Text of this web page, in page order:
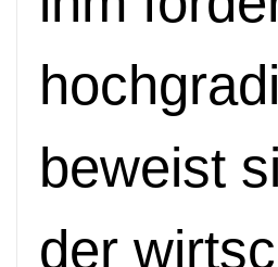
beweist
der